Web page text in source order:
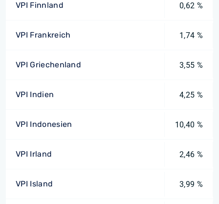
VPI Finnland 0,62 %
VPI Frankreich 1,74 %
VPI Griechenland 3,55 %
VPI Indien 4,25 %
VPI Indonesien 10,40 %
VPI Irland 2,46 %
VPI Island 3,99 %